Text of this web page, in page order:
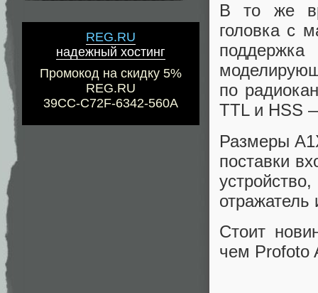
REG.RU
надежный хостинг
Промокод на скидку 5%
REG.RU
39CC-C72F-6342-560A
В то же
головка с
по
TTL и HSS
Размеры
поставки
отражатель
Стоит
чем Profoto